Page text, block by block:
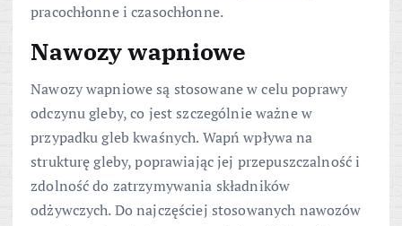
pracochłonne i czasochłonne.
Nawozy wapniowe
Nawozy wapniowe są stosowane w celu poprawy
odczynu gleby, co jest szczególnie ważne w
przypadku gleb kwaśnych. Wapń wpływa na
strukturę gleby, poprawiając jej przepuszczalność i
zdolność do zatrzymywania składników
odżywczych. Do najczęściej stosowanych nawozów